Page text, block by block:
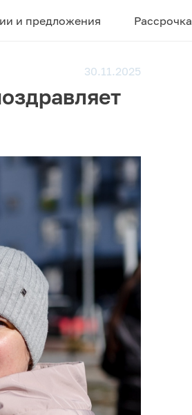
и предложения Рассрочка
30.11.2025